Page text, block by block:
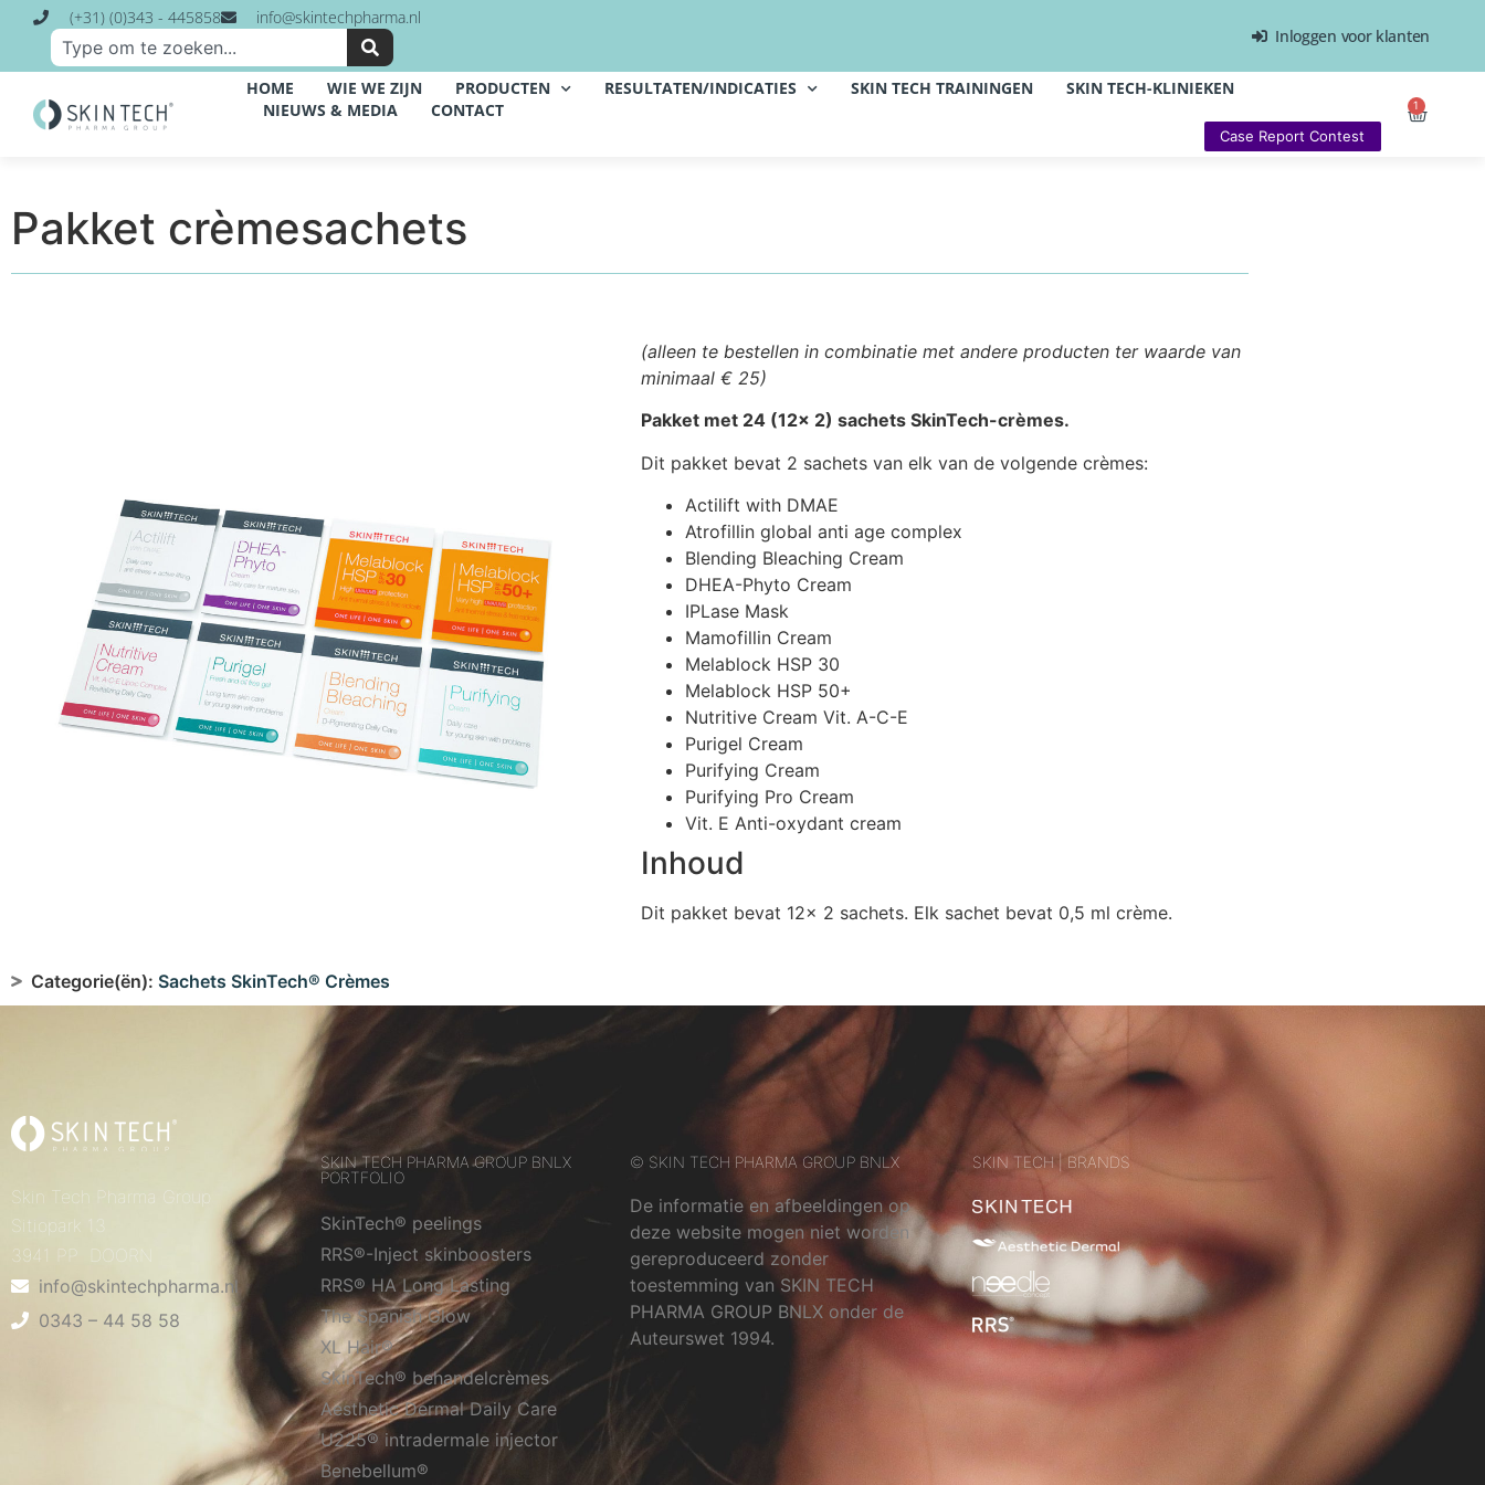
(+31) (0)343 - 445858
info@skintechpharma.nl
Inloggen voor klanten
HOME WIE WE ZIJN PRODUCTEN RESULTATEN/INDICATIES SKIN TECH TRAININGEN
SKIN TECH-KLINIEKEN
NIEUWS & MEDIA
CONTACT
Case Report Contest
1
Pakket crèmesachets
Categorie(ën): Sachets SkinTech® Crèmes
(alleen te bestellen in combinatie met andere producten ter waarde van
minimaal € 25)
Pakket met 24 (12x 2) sachets SkinTech-crèmes.
Dit pakket bevat 2 sachets van elk van de volgende crèmes:
Actilift with DMAE
Atrofillin global anti age complex
Blending Bleaching Cream
DHEA-Phyto Cream
IPLase Mask
Mamofillin Cream
Melablock HSP 30
Melablock HSP 50+
Nutritive Cream Vit. A-C-E
Purigel Cream
Purifying Cream
Purifying Pro Cream
Vit. E Anti-oxydant cream
Inhoud
Dit pakket bevat 12x 2 sachets. Elk sachet bevat 0,5 ml crème.
Skin Tech Pharma Group
Sitiopark 13
3941 PP DOORN
info@skintechpharma.nl
0343 – 44 58 58
SKIN TECH PHARMA GROUP BNLX
PORTFOLIO
SkinTech® peelings
RRS®-Inject skinboosters
RRS® HA Long Lasting
The Spanish Glow
XL Hair®
SkinTech® behandelcrèmes
Aesthetic Dermal Daily Care
U225® intradermale injector
Benebellum®
© SKIN TECH PHARMA GROUP BNLX
De informatie en afbeeldingen op
deze website mogen niet worden
gereproduceerd zonder
toestemming van SKIN TECH
PHARMA GROUP BNLX onder de
Auteurswet 1994.
SKIN TECH | BRANDS